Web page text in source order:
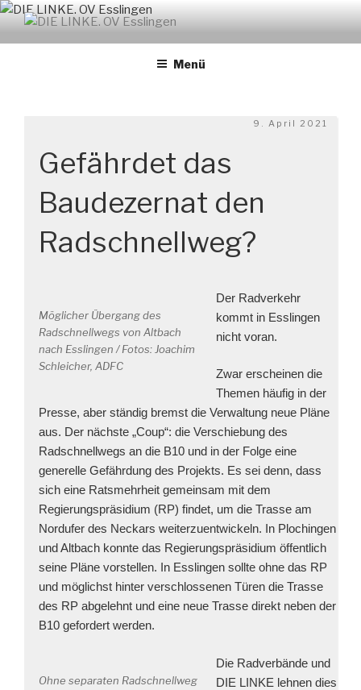
Zum
Inhalt
springenDIE LINKE. OV ESSLINGEN
Menü
Veröffentlicht
9. April 2021
Gefährdet das
Baudezernat den
Radschnellweg?
Möglicher Übergang des
Radschnellwegs von Altbach
nach Esslingen / Fotos: Joachim
Schleicher, ADFC
Der Radverkehr
kommt in Esslingen
nicht voran.
Zwar erscheinen die
Themen häufig in der
Presse, aber ständig bremst die Verwaltung neue Pläne
aus. Der nächste „Coup“: die Verschiebung des
Radschnellwegs an die B10 und in der Folge eine
generelle Gefährdung des Projekts. Es sei denn, dass
sich eine Ratsmehrheit gemeinsam mit dem
Regierungspräsidium (RP) findet, um die Trasse am
Nordufer des Neckars weiterzuentwickeln. In Plochingen
und Altbach konnte das Regierungspräsidium öffentlich
seine Pläne vorstellen. In Esslingen sollte ohne das RP
und möglichst hinter verschlossenen Türen die Trasse
des RP abgelehnt und eine neue Trasse direkt neben der
B10 gefordert werden.
Ohne separaten Radschnellweg
Die Radverbände und
DIE LINKE lehnen dies